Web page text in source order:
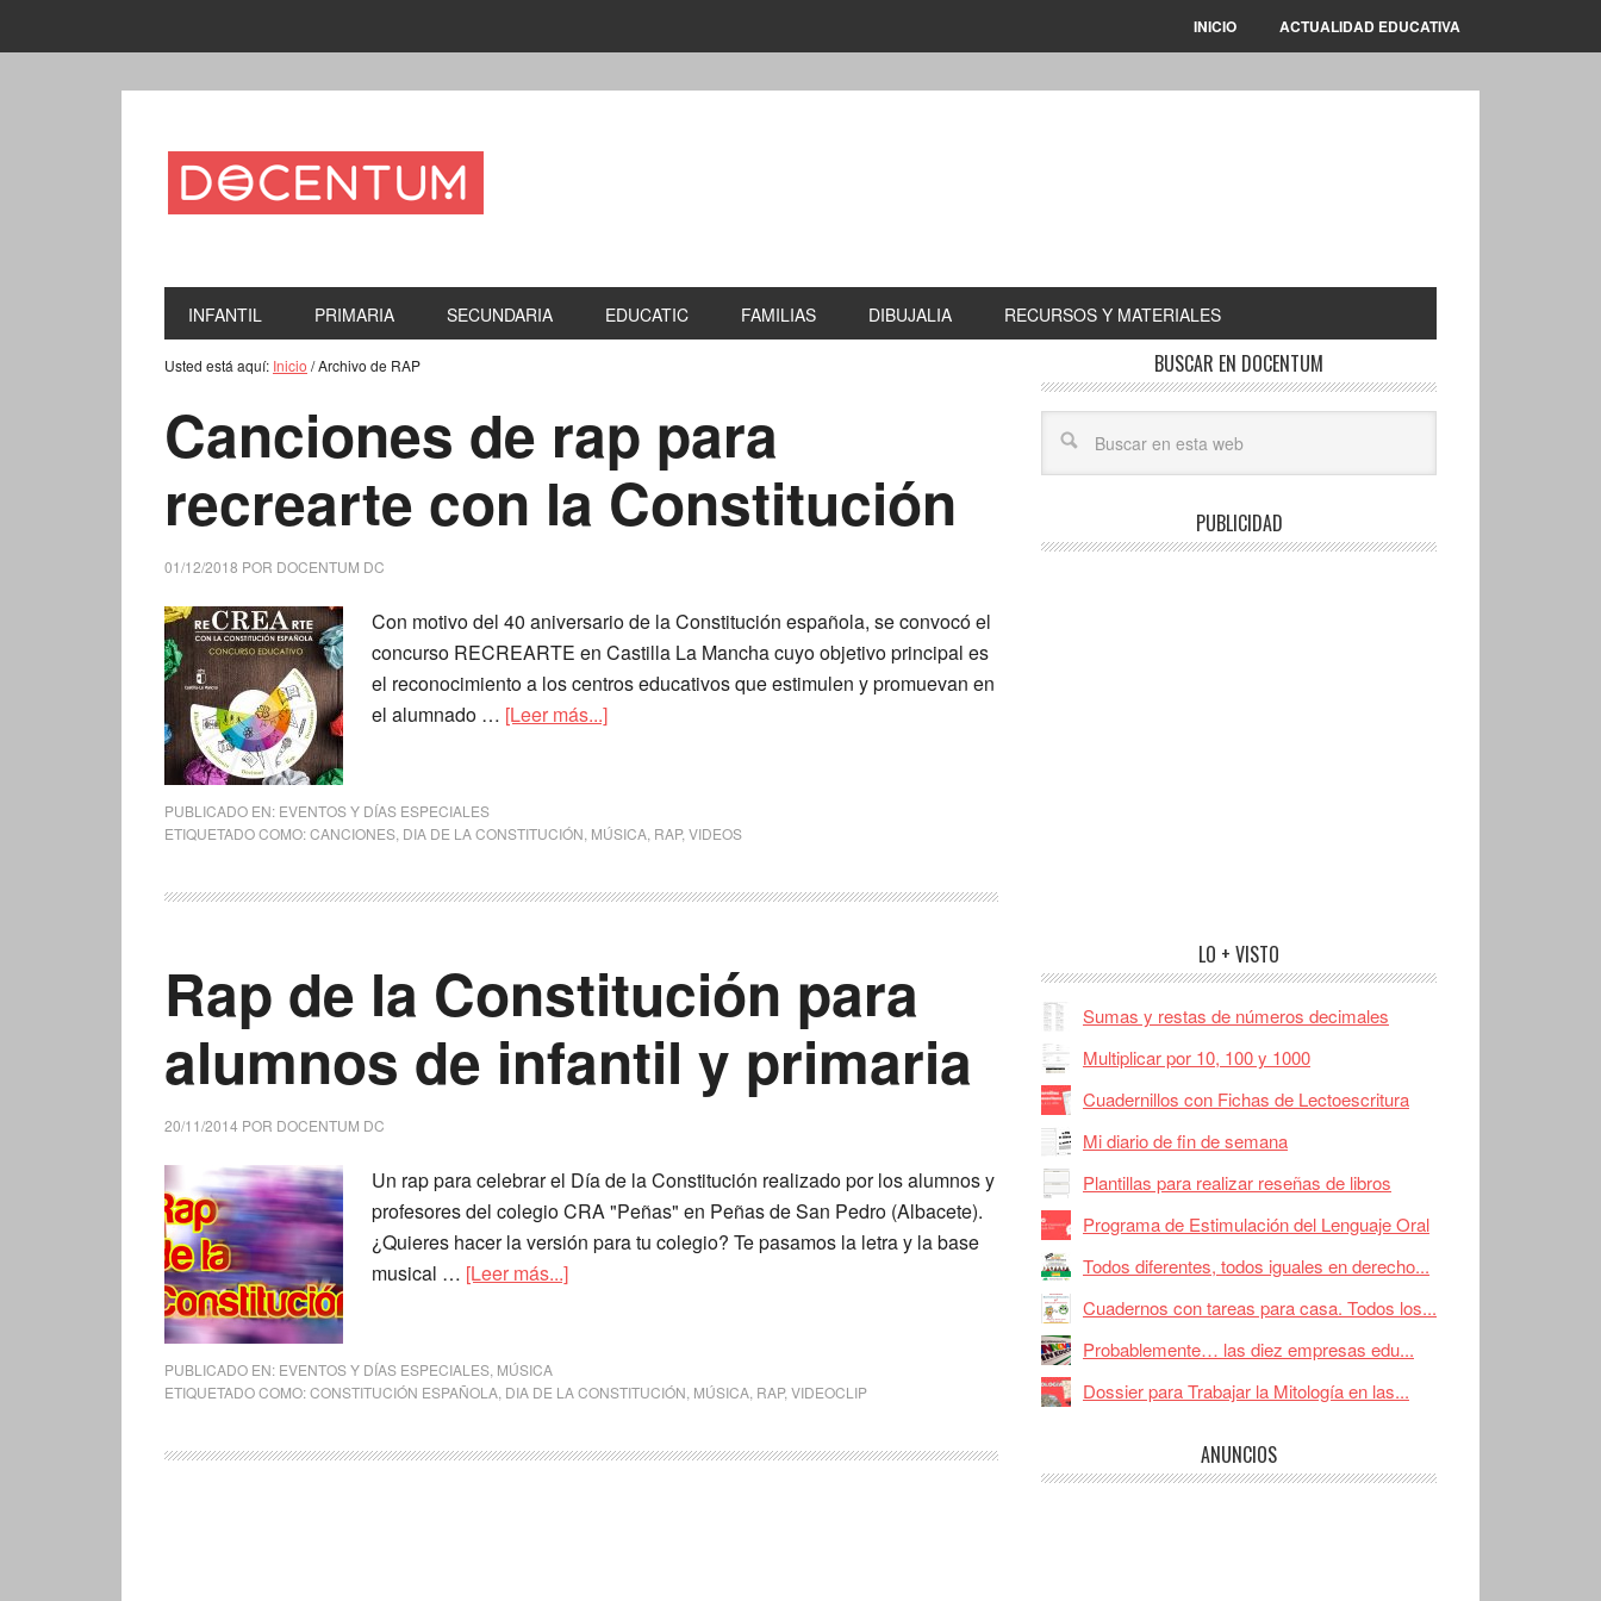
INICIO ACTUALIDAD EDUCATIVA
INFANTIL PRIMARIA SECUNDARIA EDUCATIC FAMILIAS DIBUJALIA RECURSOS Y MATERIALES
Usted está aquí: Inicio /Archivo de RAP
Canciones de rap para
recrearte con la Constitución
01/12/2018 POR DOCENTUM DC
Con motivo del 40 aniversario de la Constitución española, se convocó el
concurso RECREARTE en Castilla La Mancha cuyo objetivo principal es
el reconocimiento a los centros educativos que estimulen y promuevan en
el alumnado … [Leer más...]
PUBLICADO EN: EVENTOS Y DÍAS ESPECIALES
ETIQUETADO COMO:CANCIONES DIA DE LA CONSTITUCIÓN MÚSICA RAP, VIDEOS
Rap de la Constitución para
alumnos de infantil y primaria
20/11/2014 POR DOCENTUM DC
Un rap para celebrar el Día de la Constitución realizado por los alumnos y
profesores del colegio CRA "Peñas" en Peñas de San Pedro (Albacete).
¿Quieres hacer la versión para tu colegio? Te pasamos la letra y la base
musical … [Leer más...]
PUBLICADO EN: EVENTOS Y DÍAS ESPECIALES MÚSICA
ETIQUETADO COMO:CONSTITUCIÓN ESPAÑOLA DIA DE LA CONSTITUCIÓN MÚSICA RAP, VIDEOCLIP
BUSCAR EN DOCENTUM
PUBLICIDAD
LO + VISTO
Sumas y restas de números decimales
Multiplicar por 10, 100 y 1000
Cuadernillos con Fichas de Lectoescritura
Mi diario de fin de semana
Plantillas para realizar reseñas de libros
Programa de Estimulación del Lenguaje Oral
Todos diferentes, todos iguales en derecho...
Cuadernos con tareas para casa. Todos los...
Probablemente… las diez empresas edu...
Dossier para Trabajar la Mitología en las...
ANUNCIOS